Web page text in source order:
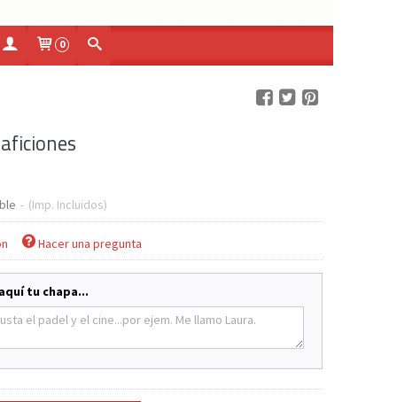
0
- (Imp. Incluidos)
Hacer una pregunta
tu chapa...